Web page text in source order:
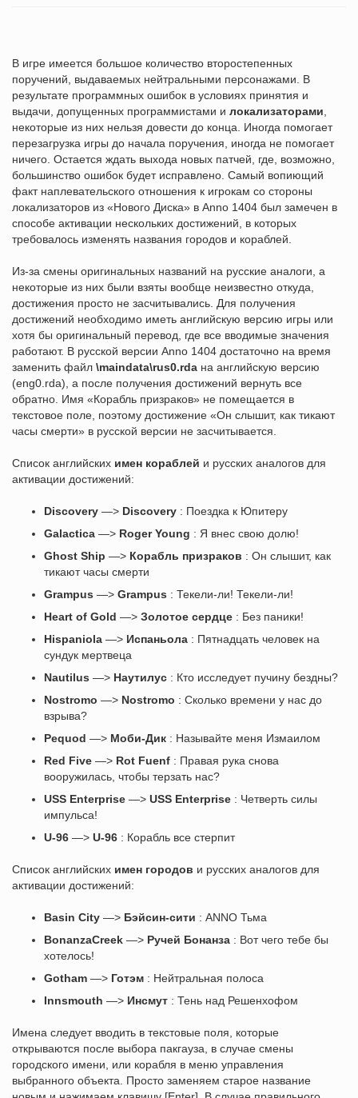
В игре имеется большое количество второстепенных
поручений, выдаваемых нейтральными персонажами. В
результате программных ошибок в условиях принятия и
выдачи, допущенных программистами и локализаторами
некоторые из них нельзя довести до конца. Иногда помогает
перезагрузка игры до начала поручения, иногда не помогает
ничего. Остается ждать выхода новых патчей, где, возможно,
большинство ошибок будет исправлено. Самый вопиющий
факт наплевательского отношения к игрокам со стороны
локализаторов из «Нового Диска» в Anno 1404 был замечен в
способе активации нескольких достижений, в которых
требовалось изменять названия городов и кораблей.
Из-за смены оригинальных названий на русские аналоги, а
некоторые из них были взяты вообще неизвестно откуда,
достижения просто не засчитывались. Для получения
достижений необходимо иметь английскую версию игры или
хотя бы оригинальный перевод, где все вводимые значения
работают. В русской версии Anno 1404 достаточно на время
заменить файл \maindata\rus0.rda на английскую версию
(eng0.rda), а после получения достижений вернуть все
обратно. Имя «Корабль призраков» не помещается в
текстовое поле, поэтому достижение «Он слышит, как тикают
часы смерти» в русской версии не засчитывается.
Список английских имен кораблей и русских аналогов для
активации достижений:
Discovery —> Discovery : Поездка к Юпитеру
Galactica —> Roger Young : Я внес свою долю!
Ghost Ship —> Корабль призраков : Он слышит, как
тикают часы смерти
Grampus —> Grampus : Текели-ли! Текели-ли!
Heart of Gold —> Золотое сердце : Без паники!
Hispaniola —> Испаньола : Пятнадцать человек на
сундук мертвеца
Nautilus —> Наутилус : Кто исследует пучину бездны?
Nostromo —> Nostromo : Сколько времени у нас до
взрыва?
Pequod —> Моби-Дик : Называйте меня Измаилом
Red Five —> Rot Fuenf : Правая рука снова
вооружилась, чтобы терзать нас?
USS Enterprise —> USS Enterprise : Четверть силы
импульса!
U-96 —> U-96 : Корабль все стерпит
Список английских имен городов и русских аналогов для
активации достижений:
Basin City —> Бэйсин-сити : ANNO Тьма
BonanzaCreek —> Ручей Бонанза : Вот чего тебе бы
хотелось!
Gotham —> Готэм : Нейтральная полоса
Innsmouth —> Инсмут : Тень над Решенхофом
Имена следует вводить в текстовые поля, которые
открываются после выбора пакгауза, в случае смены
городского имени, или корабля в меню управления
выбранного объекта. Просто заменяем старое название